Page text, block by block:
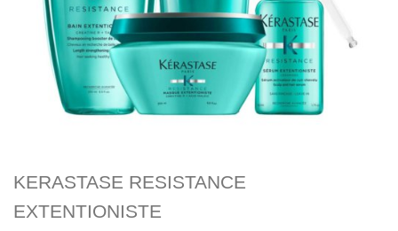
KERASTASE RESISTANCE
EXTENTIONISTE